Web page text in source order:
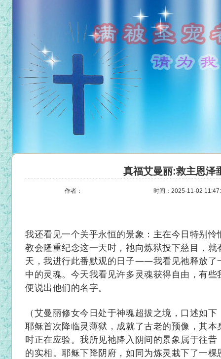
真福艾曼丽:救主恩泽
作者： 时间：2025-11-02
我还看见一个关乎永恒的景象：主在今日特别
教会隆重纪念这一天时，祂向炼狱投下慈目，
天，我进行此番默观的日子——我看见祂释放了
中的灵魂。今天我看见许多灵魂获得自由，有
便说出他们的名字。
（艾曼丽修女今日处于神魂超拔之境，口述如下
耶稣首次降临灵薄狱，成就了古老的预像，其
时正在应验。我所见祂降入阴间的景象属于往
的实相。耶稣下降阴府，如同为炼灵栽下了一棵